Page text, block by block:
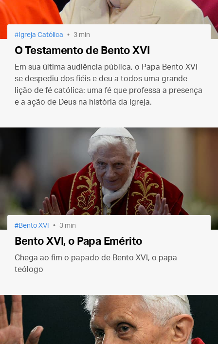
Igreja Católica 3 min
O Testamento de Bento XVI
Em sua última audiência pública, o Papa Bento XVI
se despediu dos fiéis e deu a todos uma grande
lição de fé católica: uma fé que professa a presença
e a ação de Deus na história da Igreja.
Bento XVI 3 min
Bento XVI, o Papa Emérito
Chega ao fim o papado de Bento XVI, o papa
teólogo